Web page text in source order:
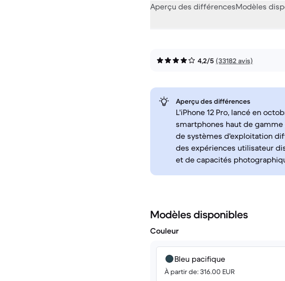
Aperçu des différencesModèles
4,2/5 (33182 avis)
Aperçu des différences
L'iPhone 12 Pro, lancé en
smartphones haut de
de systèmes d'exploitation
des expériences utilisateur
et de capacités
Modèles disponibles
Couleur
Bleu pacifique
À partir de: 316.00 EUR